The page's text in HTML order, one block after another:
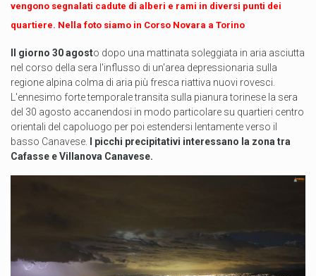
vengono segnalati cadute di alberi e rami in diversi punti dei
quartiere. Nella foto siamo in Corso Novara a Torino
Il giorno 30 agosto dopo una mattinata soleggiata in aria asciutta
nel corso della sera l'influsso di un'area depressionaria sulla
regione alpina colma di aria più fresca riattiva nuovi rovesci.
L'ennesimo forte temporale transita sulla pianura torinese la sera
del 30 agosto accanendosi in modo particolare su quartieri centro
orientali del capoluogo per poi estendersi lentamente verso il
basso Canavese.
I picchi precipitativi interessano la zona tra
Cafasse e Villanova Canavese.